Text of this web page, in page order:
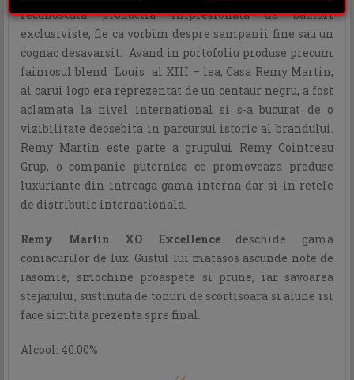
recunoscuta productia impresionata de bauturi
exclusiviste, fie ca vorbim despre sampanii fine sau un
cognac desavarsit. Avand in portofoliu produse precum
faimosul blend Louis al XIII – lea, Casa Remy Martin,
al carui logo era reprezentat de un centaur negru, a fost
aclamata la nivel international si s-a bucurat de o
vizibilitate deosebita in parcursul istoric al brandului.
Remy Martin este parte a grupului Remy Cointreau
Grup, o companie puternica ce promoveaza produse
luxuriante din intreaga gama interna dar si in retele
de distributie internationala.
Remy Martin XO Excellencedeschide gama
coniacurilor de lux. Gustul lui matasos ascunde note de
iasomie, smochine proaspete si prune, iar savoarea
stejarului, sustinuta de tonuri de scortisoara si alune isi
face simtita prezenta spre final.
Alcool: 40.00%